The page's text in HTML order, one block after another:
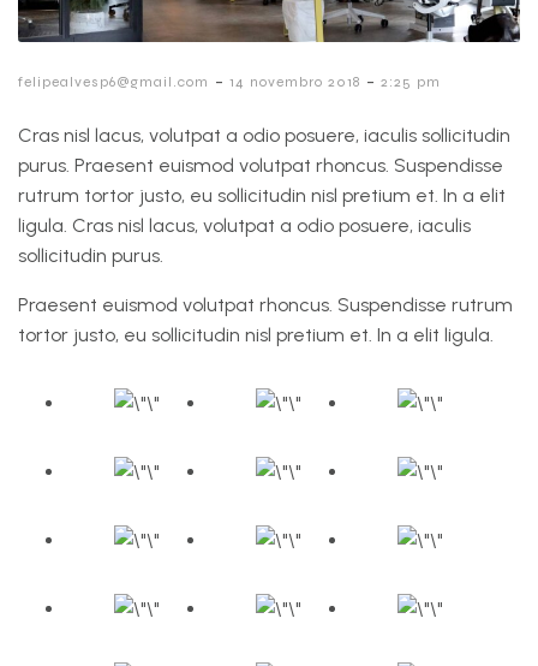
felipealvesp6@gmail.com - 14 novembro 2018 - 2:25 pm
Cras nisl lacus, volutpat a odio posuere, iaculis sollicitudin
purus. Praesent euismod volutpat rhoncus. Suspendisse
rutrum tortor justo, eu sollicitudin nisl pretium et. In a elit
ligula. Cras nisl lacus, volutpat a odio posuere, iaculis
sollicitudin purus.
Praesent euismod volutpat rhoncus. Suspendisse rutrum
tortor justo, eu sollicitudin nisl pretium et. In a elit ligula.